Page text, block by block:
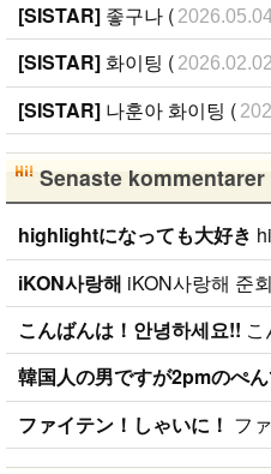
[SISTAR] 좋구나 (
[SISTAR] 화이팅 ( 2026.02.02
[SISTAR] 나훈아 화이팅 (
Senaste kommentarer
highlightになっても大好き highlight
iKON사랑해 iKON사랑해 준
こんばんは！안녕하세요!! こんばんは！안
ファイテン！しゃいに！ ファ